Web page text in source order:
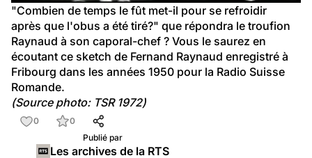
"Combien de temps le fût met-il pour se refroidir
après que l'obus a été tiré?" que répondra le troufion
Raynaud à son caporal-chef ? Vous le saurez en
écoutant ce sketch de Fernand Raynaud enregistré à
Fribourg dans les années 1950 pour la Radio Suisse
Romande.
(Source photo: TSR 1972)
0
0
Publié par
Les archives de la RTS